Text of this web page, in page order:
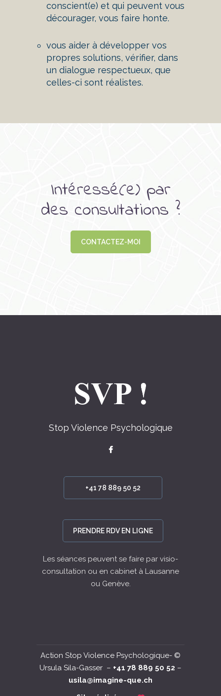
conscient(e) et qui peuvent vous
décourager, vous faire honte.
vous aider à développer vos
propres solutions, vérifier, dans
un dialogue respectueux, que
celles-ci sont réalistes.
Intéressé(e) par
des consultations ?
CONTACTEZ-MOI
Stop Violence Psychologique
+41 78 889 50 52
PRENDRE RDV EN LIGNE
Les séances peuvent se faire par visio-
consultation ou en cabinet à Lausanne
ou Genève.
Action Stop Violence Psychologique- ©
Ursula Sila-Gasser – +41 78 889 50 52 –
usila@imagine-que.ch